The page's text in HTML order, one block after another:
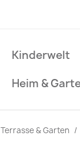
Kinderwelt
Heim &
Terrasse & Garten